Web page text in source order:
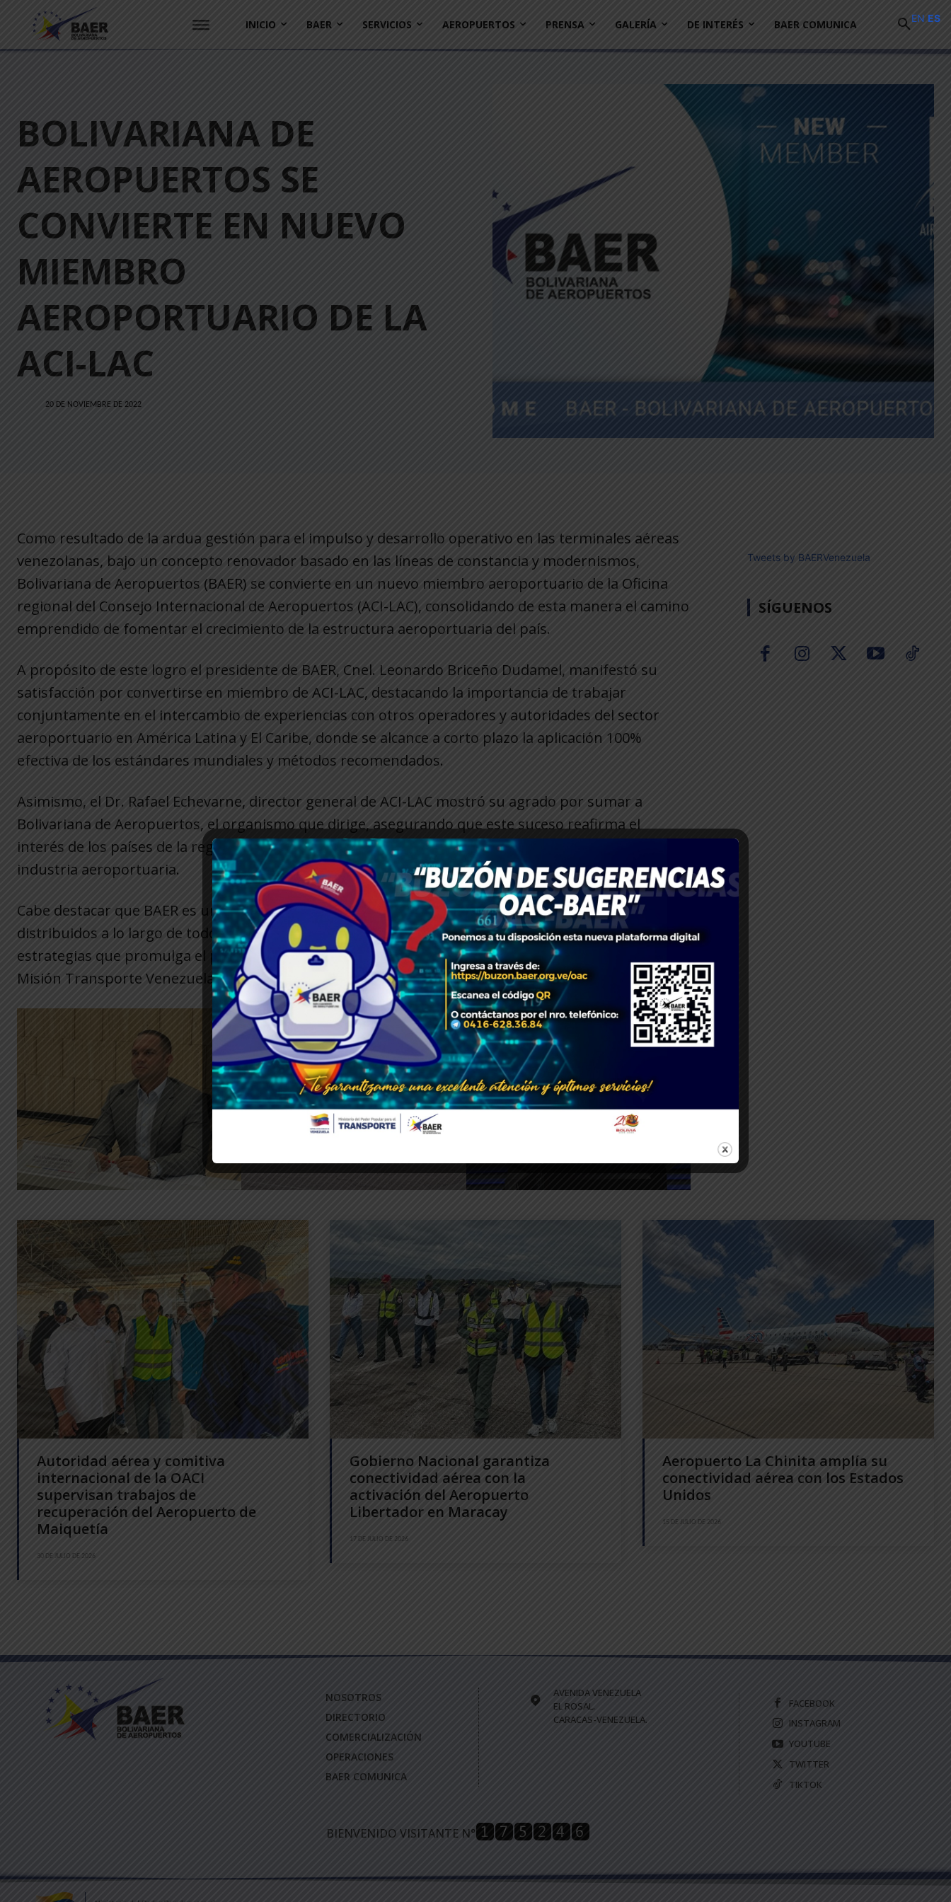
INICIO BAER SERVICIOS AEROPUERTOS PRENSA GALERÍA DE INTERÉS BAER COMUNICA
BOLIVARIANA DE
AEROPUERTOS SE
CONVIERTE EN NUEVO
MIEMBRO
AEROPORTUARIO DE LA
ACI-LAC
20 DE NOVIEMBRE DE 2022
Como resultado de la ardua gestión para el impulso y desarrollo operativo en las terminales aéreas
venezolanas, bajo un concepto renovador basado en las líneas de constancia y modernismos,
Bolivariana de Aeropuertos (BAER) se convierte en un nuevo miembro aeroportuario de la Oficina
regional del Consejo Internacional de Aeropuertos (ACI-LAC), consolidando de esta manera el camino
emprendido de fomentar el crecimiento de la estructura aeroportuaria del país.
A propósito de este logro el presidente de BAER, Cnel. Leonardo Briceño Dudamel, manifestó su
satisfacción por convertirse en miembro de ACI-LAC, destacando la importancia de trabajar
conjuntamente en el intercambio de experiencias con otros operadores y autoridades del sector
aeroportuario en América Latina y El Caribe, donde se alcance a corto plazo la aplicación 100%
efectiva de los estándares mundiales y métodos recomendados.
Asimismo, el Dr. Rafael Echevarne, director general de ACI-LAC mostró su agrado por sumar a
Bolivariana de Aeropuertos, el organismo que dirige, asegurando que este suceso reafirma el
interés de los países de la región por promover métodos que transformen y fortalezcan a la
industria aeroportuaria.
Cabe destacar que BAER es una empresa del Estado, encargada de administrar 31 aeropuertos
distribuidos a lo largo de todo el territorio venezolano. Que fundamenta su accionar en planes y
estrategias que promulga el presidente de la República, Nicolás Maduro Moros, a través de la Gran
Misión Transporte Venezuela.
Tweets by BAERVenezuela
SÍGUENOS
Autoridad aérea y comitiva
internacional de la OACI
supervisan trabajos de
recuperación del Aeropuerto de
Maiquetía
30 DE JULIO DE 2026
Gobierno Nacional garantiza
conectividad aérea con la
activación del Aeropuerto
Libertador en Maracay
17 DE JULIO DE 2026
Aeropuerto La Chinita amplía su
conectividad aérea con los Estados
Unidos
15 DE JULIO DE 2026
NOSOTROS
DIRECTORIO
COMERCIALIZACIÓN
OPERACIONES
BAER COMUNICA
AVENIDA VENEZUELA
EL ROSAL.
CARACAS-VENEZUELA.
FACEBOOK
INSTAGRAM
YOUTUBE
TWITTER
TIKTOK
BIENVENIDO VISITANTE N°
EN ES